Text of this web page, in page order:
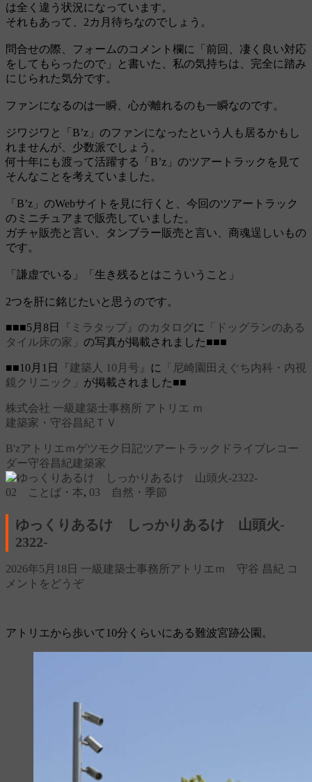
は全く違う状況になっています。
それもあって、2カ月待ちなのでしょう。
問合せの際、フォームのコメント欄に「前回、凄く良い対応
をしてもらったので」と書いた、私の気持ちは、完全に踏み
にじられた気分です。
ファンになるのは一瞬、心が離れるのも一瞬なのです。
ジワジワと「B’z」のファンになったという人も居るかもし
れませんが、少数派でしょう。
何十年にも渡って活躍する「B’z」のツアートラックを見て
そんなことを考えていました。
「B’z」のWebサイトを見に行くと、今回のツアートラック
のミニチュアまで販売していました。
ガチャ販売と言い、タンブラー販売と言い、商魂逞しいもの
です。
「謙虚でいる」「生き残るとはこういうこと」
2つを肝に銘じたいと思うのです。
■■■5月8日 『ミラタップ』のカタログに
「ドッグランのある
タイル床の家」 の写真が掲載されました■■■
■■10月1日 『建築人 10月号』 に
「尼崎園田えぐち内科・内視
鏡クリニック」 が掲載されました■■
株式会社 一級建築士事務所 アトリエ ｍ
建築家・守谷昌紀ＴＶ
B'zアトリエｍゲツモク日記ツアートラック ドライブレコー
ダー守谷昌紀建築家
02 ことば・本, 03 自然・季節
ゆっくりあるけ しっかりあるけ 山頭火‐
2322‐
2026年5月18日 一級建築士事務所アトリエｍ 守谷 昌紀 コ
メントをどうぞ
アトリエから歩いて10分くらいにある難波宮跡公園。